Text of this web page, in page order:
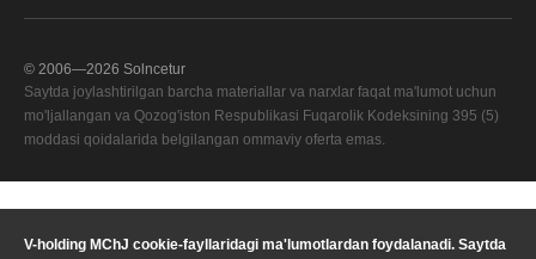
V-holding MChJ cookie-fayllaridagi ma'lumotlardan foydalanadi. Saytda
© 2006—2026 Solncetur
Saytda joylashtirilgan barcha materiallar va narxlar faqat ma'lumot uchun
mo'ljallangan va Qozog'iston Respublikasi Fuqarolik Kodeksining 395 (5)
moddasi qoidalarida belgilangan ommaviy oferta emas.
Sizning mintaqangiz —
Sifat xizmati